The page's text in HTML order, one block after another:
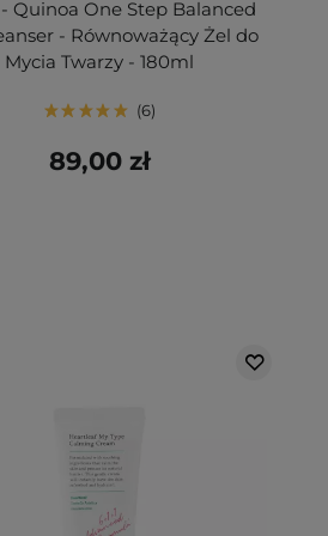
Quinoa One Step Balanced
- Równoważący Żel do
Mycia Twarzy - 180ml
6
89,00 zł